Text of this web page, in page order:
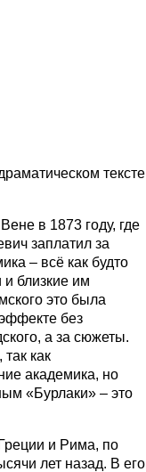
тексте
в 1873 году, где
заплатил за
– всё как будто
близкие им
это была
без
а за сюжеты.
как
академика, но
«Бурлаки» – это
и Рима, по
лет назад. В его